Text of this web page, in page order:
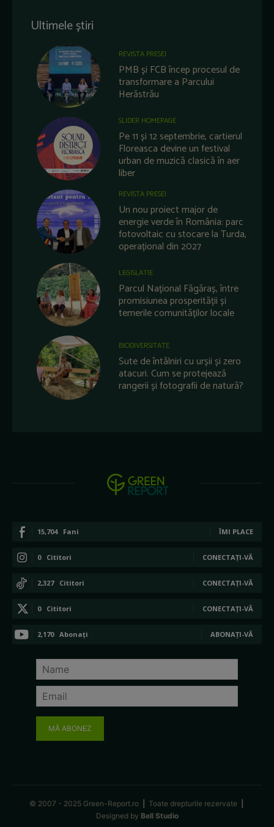
Ultimele știri
REVISTA PRESEI
PMB și FCB încep procesul de
transformare a Parcului
Herăstrău
SLIDER HOMEPAGE
Pe 11 și 12 septembrie, cartierul
Floreasca devine un festival
urban de muzică clasică în aer
liber
REVISTA PRESEI
Un nou proiect major de
energie verde în România: parc
fotovoltaic cu stocare la Turda,
operațional din 2027
LEGISLATIE
Parcul Național Făgăraș, între
promisiunea prosperității și
temerile comunităților locale
BIODIVERSITATE
Sute de întâlniri cu urșii și zero
atacuri. Cum se protejează
rangerii și fotografii de natură?
15,704 Fani ÎMI PLACE
0 Cititori CONECTAȚI-VĂ
2,327 Cititori CONECTAȚI-VĂ
0 Cititori CONECTAȚI-VĂ
2,170 Abonați ABONAȚI-VĂ
MĂ ABONEZ
© 2007 - 2025 Green-Report.ro Toate drepturile rezervate
Designed by Bell Studio